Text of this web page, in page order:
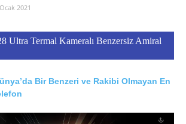
2021
Ultra Termal Kameralı Benzersiz Amiral
Bir Benzeri ve Rakibi Olmayan En